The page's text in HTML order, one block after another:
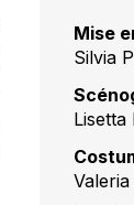
Mise
Silvia
Lisetta